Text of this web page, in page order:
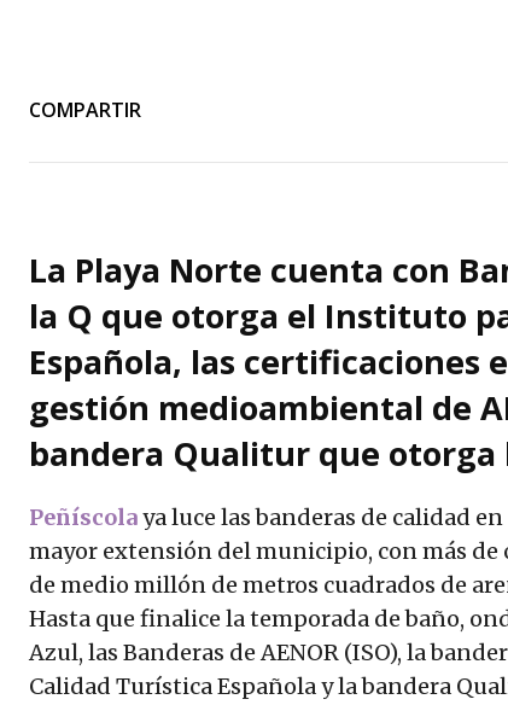
COMPARTIR
La Playa Norte cuenta con
la Q que otorga el Instituto
Española, las certificaciones
gestión medioambiental de
bandera Qualitur que
Peñíscolaya luce las banderas de calidad en
mayor extensión del municipio, con más
de medio millón de metros cuadrados de
Hasta que finalice la temporada de baño,
Azul, las Banderas de AENOR (ISO), la
Calidad Turística Española y la bandera